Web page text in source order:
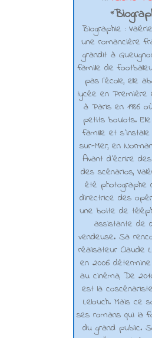
*
Biographie :
une romancière
grandit à
famille de
pas l'école, elle
lycée en
à Paris en 1986
petits boulots.
famille et
sur-Mer, en
Avant d’écrire
des scénarios,
été photographe
directrice des
une boite de
assistante de
vendeuse. Sa
réalisateur Claude
en 2006
au cinéma, De
est la
Lelouch. Mais ce
ses romans qui la
du grand public.